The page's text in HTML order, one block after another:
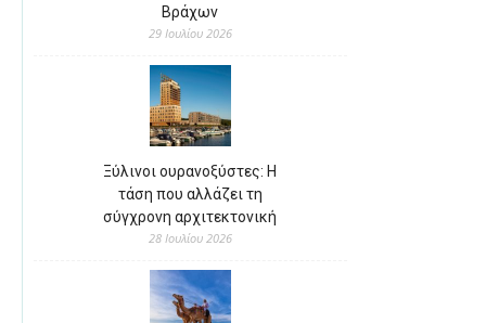
Βράχων
29 Ιουλίου 2026
Ξύλινοι ουρανοξύστες: Η
τάση που αλλάζει τη
σύγχρονη αρχιτεκτονική
28 Ιουλίου 2026